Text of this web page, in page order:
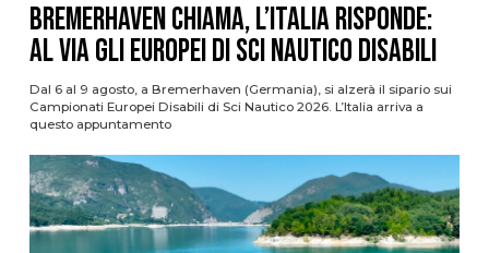
Bremerhaven chiama, l’Italia risponde:
al via gli Europei di Sci Nautico Disabili
Dal 6 al 9 agosto, a Bremerhaven (Germania), si alzerà il sipario sui
Campionati Europei Disabili di Sci Nautico 2026. L’Italia arriva a
questo appuntamento